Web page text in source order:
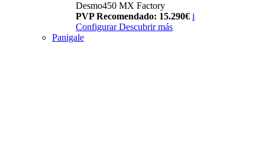
Desmo450 MX Factory
PVP Recomendado: 15.290€ i
Configurar Descubrir más
Panigale